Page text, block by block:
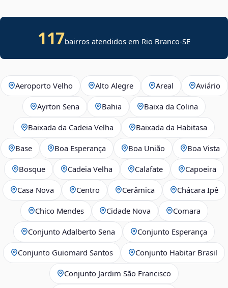
117bairros atendidos em Rio Branco-SE
Aeroporto Velho Alto Alegre Areal Aviário
Ayrton Sena Bahia Baixa da Colina
Baixada da Cadeia Velha Baixada da Habitasa
Base Boa Esperança Boa União Boa Vista
Bosque Cadeia Velha Calafate Capoeira
Casa Nova Centro Cerâmica Chácara Ipê
Chico Mendes Cidade Nova Comara
Conjunto Adalberto Sena Conjunto Esperança
Conjunto Guiomard Santos Conjunto Habitar Brasil
Conjunto Jardim São Francisco